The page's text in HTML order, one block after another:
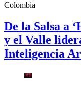
Colombia
De la Salsa a
y el Valle
Inteligencia